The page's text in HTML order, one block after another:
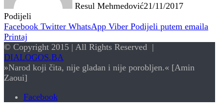
Resul Mehmedović21/11/2017
Podijeli
Facebook Twitter WhatsApp Viber Podijeli putem emaila
Printaj
© Copyright 2015 | All Rights Reserved |
DIALOGOS.BA
»Narod koji čita, nije gladan i nije porobljen.« [Amin
Zaoui]
Facebook